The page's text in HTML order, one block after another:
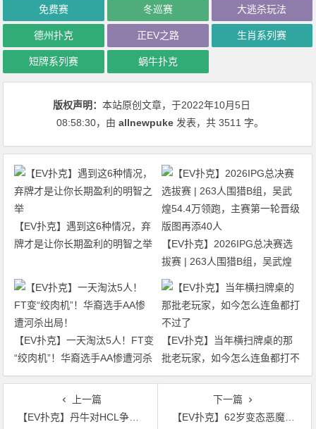
免费赛 冬巡赛 大逃杀玩法
德州扑克 正EV之路 生肖系列赛
短牌系列赛 蜗牛扑克
版权声明：本站原创文章，于2022年10月5日
08:58:30，由allnewpuke 发表，共 3511 字。
【EV扑克】遇到这6种情况，弃
牌才是让你长期盈利的明智之举
【EV扑克】2026IPG总决赛选
拔赛 | 263人围猎B组，吴武煌
54.4万领跑，主赛第一轮晋级版
【EV扑克】一天淘汰5人！FT变
“绞肉机”！华裔选手AA惨遭河杀
出局！
【EV扑克】当年横扫牌桌的那
批老玩家，如今怎么连鱼都打不
过了
上一篇
【EV扑克】丹牛对HCL争议手牌发表个人看法！看懂为何不是单纯的Hero Call
下一篇
【EV扑克】62岁变态恶魔终受审，更多残忍细节披露，痴迷暴力性行为